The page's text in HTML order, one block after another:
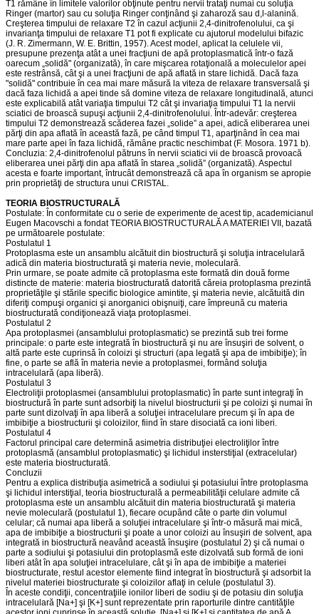
T1 rămâne în limitele valorilor obţinute pentru nervii trataţi numai cu soluţia
Ringer (martor) sau cu soluţia Ringer conţinând şi zaharoză sau d,l-alanină.
Creşterea timpului de relaxare T2 în cazul acţiunii 2,4-dinitrofenolului, ca şi
invarianţa timpului de relaxare T1 pot fi explicate cu ajutorul modelului bifazic
(J. R. Zimermann, W. E. Brittin, 1957). Acest model, aplicat la celulele vii,
presupune prezenţa atât a unei fracţiuni de apă protoplasmatică într-o fază
oarecum „solidă" (organizată), în care mişcarea rotaţională a moleculelor apei
este restrânsă, cât şi a unei fracţiuni de apă aflată in stare lichidă. Dacă faza
"solidă" contribuie în cea mai mare măsură la viteza de relaxare transversală şi
dacă faza lichidă a apei tinde să domine viteza de relaxare longitudinală, atunci
este explicabilă atât variaţia timpului T2 cât şi invariaţia timpului T1 la nervii
sciatici de broască supuşi acţiunii 2,4-dinitrofenolului. Într-adevăr: creşterea
timpului T2 demonstrează scăderea fazei „solide” a apei, adică eliberarea unei
părţi din apa aflată în această fază, pe când timpul T1, aparţinând în cea mai
mare parte apei în faza lichidă, rămâne practic neschimbat (F. Mosora. 1971 b).
Concluzia: 2,4-dinitrofenolul pătruns în nervii sciatici vii de broască provoacă
eliberarea unei părţi din apa aflată în starea „solidă” (organizată). Aspectul
acesta e foarte important, întrucât demonstrează că apa în organism se apropie
prin proprietăţi de structura unui CRISTAL.
TEORIA BIOSTRUCTURALĂ
Postulate: În conformitate cu o serie de experimente de acest tip, academicianul
Eugen Macovschi a fondat TEORIA BIOSTRUCTURALĂ A MATERIEI VII, bazată
pe următoarele postulate:
Postulatul 1
Protoplasma este un ansamblu alcătuit din biostructură şi soluţia intracelulară
adică din materia biostructurată şi materia nevie, moleculară.
Prin urmare, se poate admite că protoplasma este formată din două forme
distincte de materie: materia biostructurată datorită căreia protoplasma prezintă
proprietăţile şi stările specific biologice amintite, şi materia nevie, alcătuită din
diferiţi compuşi organici şi anorganici obişnuiţi, care împreună cu materia
biostructurată condiţionează viaţa protoplasmei.
Postulatul 2
Apa protoplasmei (ansamblului protoplasmatic) se prezintă sub trei forme
principale: o parte este integrată în biostructură şi nu are însuşiri de solvent, o
altă parte este cuprinsă în coloizi şi structuri (apa legată şi apa de imbibiţie); în
fine, o parte se află în materia nevie a protoplasmei, formând soluţia
intracelulară (apa liberă).
Postulatul 3
Electroliţii protoplasmei (ansamblului protoplasmatic) în parte sunt integraţi în
biostructură în parte sunt adsorbiţi la nivelul biostructurii şi pe coloizi şi numai în
parte sunt dizolvaţi în apa liberă a soluţiei intracelulare precum şi în apa de
imbibiţie a biostructurii şi coloizilor, fiind în stare disociată ca ioni liberi.
Postulatul 4
Factorul principal care determină asimetria distribuţiei electroliţilor între
protoplasmă (ansamblul protoplasmatic) şi lichidul insterstiţial (extracelular)
este materia biostructurată.
Concluzii
Pentru a explica distribuţia asimetrică a sodiului şi potasiului între protoplasma
şi lichidul interstiţial, teoria biostructurală a permeabilităţii celulare admite că
protoplasma este un ansamblu alcătuit din materia biostructurată şi materia
nevie moleculară (postulatul 1), fiecare ocupând câte o parte din volumul
celular; că numai apa liberă a soluţiei intracelulare şi într-o măsură mai mică,
apa de imbibiţie a biostructurii şi poate a unor coloizi au însuşiri de solvent, apa
integrată in biostructură neavând această însuşire (postulatul 2) şi că numai o
parte a sodiului şi potasiului din protoplasmă este dizolvată sub formă de ioni
liberi atât în apa soluţiei intracelulare, cât şi în apa de imbibiţie a materiei
biostructurate, restul acestor elemente fiind integrat în biostructură şi adsorbit la
nivelul materiei biostructurate şi coloizilor aflaţi in celule (postulatul 3).
În aceste condiţii, concentraţiile ionilor liberi de sodiu şi de potasiu din soluţia
intracelulară [Na+] şi [K+] sunt reprezentate prin raporturile dintre cantităţile